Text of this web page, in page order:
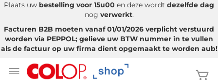
Plaats uw bestelling voor 15u00 en deze wordt dezelfde dag
nog verwerkt.
Facturen B2B moeten vanaf 01/01/2026 verplicht verstuurd
worden via PEPPOL; gelieve uw BTW nummer in te vullen
als de factuur op uw firma dient opgemaakt te worden aub!
naar